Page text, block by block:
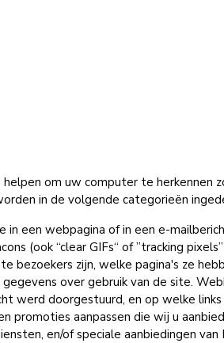
om uw computer te herkennen
in de volgende categorieën
een webpagina of in een e-
(ook “clear GIFs“ of ”tracking
bezoekers zijn, welke pagina's ze
over gebruik van de site.
werd doorgestuurd, en op welke
promoties aanpassen die wij u
en/of speciale aanbiedingen van